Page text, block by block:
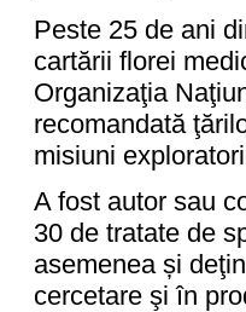
Peste 25 de ani
cartării florei
Organizaţia
recomandată
misiuni
A fost autor sau
30 de tratate de
asemenea și
cercetare şi în